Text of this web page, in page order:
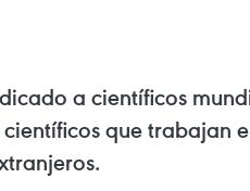
a científicos
que trabajan